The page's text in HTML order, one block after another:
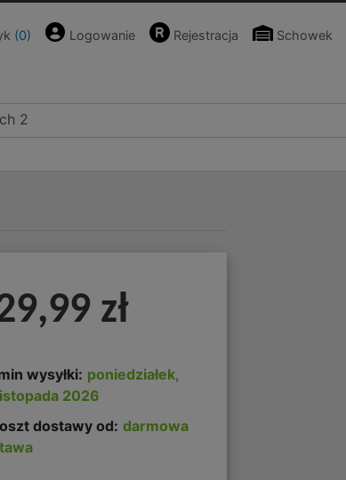
(0) Logowanie Rejestracja Schowek
2
zł
wysyłki: poniedziałek,
2026
dostawy od: darmowa